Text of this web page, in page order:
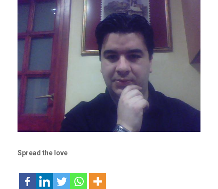
Spread the love